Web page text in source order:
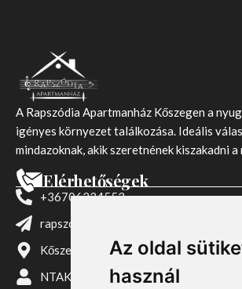
Az oldal
használ
A Rapszódia Apartmanház Kőszegen a
igényes környezet találkozása. Ideális
mindazoknak, akik szeretnének kiszakadni
Elérhetőségek
+36706234553
rapszodia.apartman@gmail.com
Kőszeg, Liszt Ferenc u. 20, 9730
NTAK: MA21005926